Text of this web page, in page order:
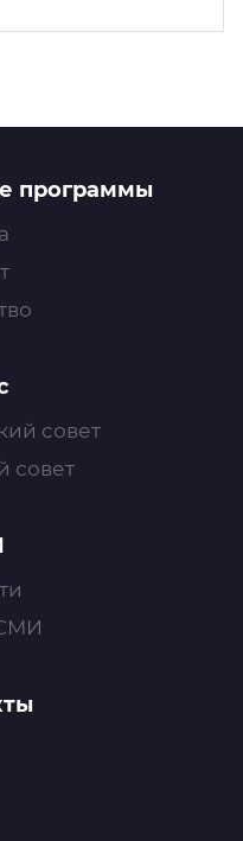
программы
совет
совет